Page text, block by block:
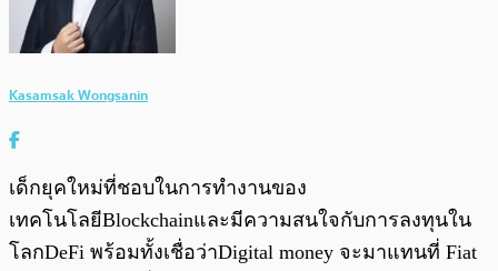
Kasamsak Wongsanin
เด็กยุคใหม่ที่ชอบในการทำงานของ
เทคโนโลยีBlockchainและมีความสนใจกับการลงทุนใน
โลกDeFi พร้อมทั้งเชื่อว่าDigital money จะมาแทนที่ Fiat